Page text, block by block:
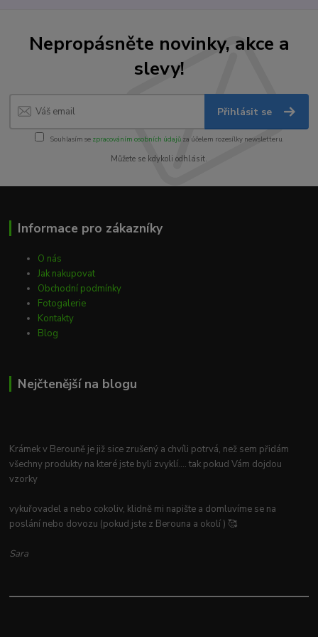
Nepropásněte novinky, akce a
slevy!
Přihlásit se
Souhlasím se zpracováním osobních údajůza účelem rozesílky newsletteru.
Můžete se kdykoli odhlásit.
Informace pro zákazníky
O nás
Jak nakupovat
Obchodní podmínky
Fotogalerie
Kontakty
Blog
Nejčtenější na blogu
Krámek v Berouně je již sice zrušený a chvíli potrvá, než sem přidám
všechny produkty na které jste byli zvyklí.... tak pokud Vám dojdou
vzorky
vykuřovadel a nebo cokoliv, klidně mi napište a domluvíme se na
poslání nebo dovozu (pokud jste z Berouna a okolí ) 🥰
Sara